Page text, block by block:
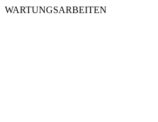
WARTUNGSARBEITEN